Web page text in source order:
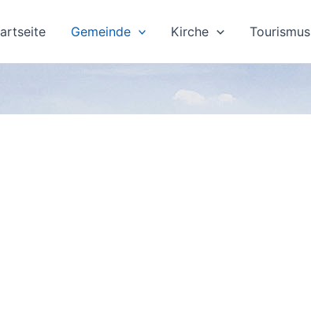
Gemeinde Kirche Tourismus